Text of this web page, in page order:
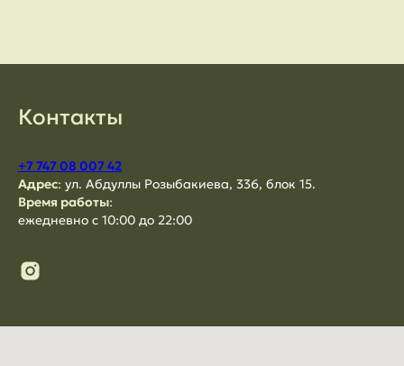
Контакты
+7 747 08 007 42
Адрес: ул. Абдуллы Розыбакиева, 336, блок 15.
Время работы:
ежедневно с 10:00 до 22:00